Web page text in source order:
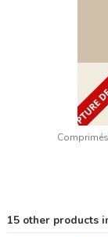
15 other products